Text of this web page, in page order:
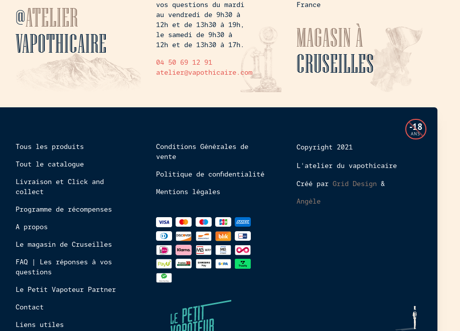
@ATELIER
VAPOTHICAIRE
vos questions du mardi
au vendredi de 9h30 à
12h et de 13h30 à 19h,
le samedi de 9h30 à
12h et de 13h30 à 17h.
04 50 69 12 91
atelier@vapothicaire.com
France
MAGASIN À
CRUSEILLES
Tous les produits
Tout le catalogue
Livraison et Click and
collect
Programme de récompenses
A propos
Le magasin de Cruseilles
FAQ | Les réponses à vos
questions
Le Petit Vapoteur Partner
Contact
Liens utiles
Conditions Générales de
vente
Politique de confidentialité
Mentions légales
Méthodes
de
paiements
Copyright 2021
L'atelier du vapothicaire
Créé parGrid Design &
Angèle
L'accès
à
-18
ANS